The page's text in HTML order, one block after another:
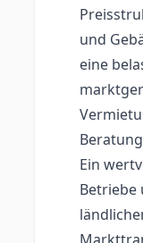
und
eine
Ein
Betriebe